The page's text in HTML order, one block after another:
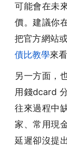
可能會在未
價。建議你
把官方網站
債比教學來
另一方面，
用錢dcard
往來過程中
家、常用現
延遲卻沒提